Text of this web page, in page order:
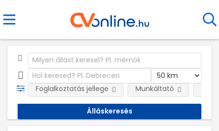
Foglalkoztatás jellege Munkáltató